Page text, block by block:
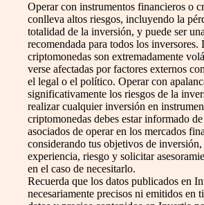
Operar con instrumentos financieros o
conlleva altos riesgos, incluyendo la
totalidad de la inversión, y puede ser
recomendada para todos los inversores.
criptomonedas son extremadamente
verse afectadas por factores externos
el legal o el político. Operar con
significativamente los riesgos de la
realizar cualquier inversión en
criptomonedas debes estar informado
asociados de operar en los mercados
considerando tus objetivos de
experiencia, riesgo y solicitar
en el caso de necesitarlo.
Recuerda que los datos publicados en
necesariamente precisos ni emitidos en